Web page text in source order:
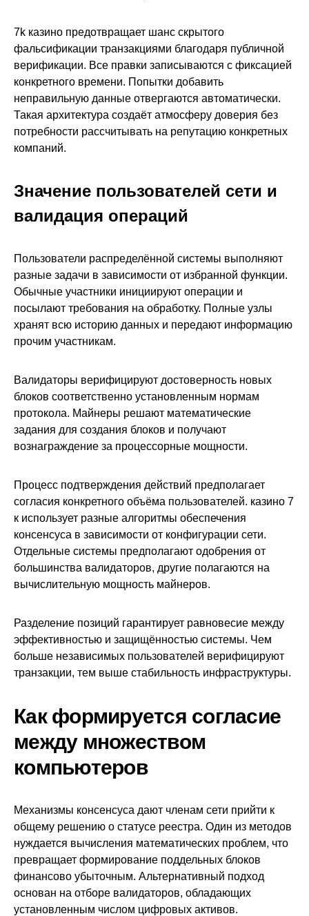
7k казино предотвращает шанс скрытого
фальсификации транзакциями благодаря публичной
верификации. Все правки записываются с фиксацией
конкретного времени. Попытки добавить
неправильную данные отвергаются автоматически.
Такая архитектура создаёт атмосферу доверия без
потребности рассчитывать на репутацию конкретных
компаний.
Значение пользователей сети и
валидация операций
Пользователи распределённой системы выполняют
разные задачи в зависимости от избранной функции.
Обычные участники инициируют операции и
посылают требования на обработку. Полные узлы
хранят всю историю данных и передают информацию
прочим участникам.
Валидаторы верифицируют достоверность новых
блоков соответственно установленным нормам
протокола. Майнеры решают математические
задания для создания блоков и получают
вознаграждение за процессорные мощности.
Процесс подтверждения действий предполагает
согласия конкретного объёма пользователей. казино 7
к использует разные алгоритмы обеспечения
консенсуса в зависимости от конфигурации сети.
Отдельные системы предполагают одобрения от
большинства валидаторов, другие полагаются на
вычислительную мощность майнеров.
Разделение позиций гарантирует равновесие между
эффективностью и защищённостью системы. Чем
больше независимых пользователей верифицируют
транзакции, тем выше стабильность инфраструктуры.
Как формируется согласие
между множеством
компьютеров
Механизмы консенсуса дают членам сети прийти к
общему решению о статусе реестра. Один из методов
нуждается вычисления математических проблем, что
превращает формирование поддельных блоков
финансово убыточным. Альтернативный подход
основан на отборе валидаторов, обладающих
установленным числом цифровых активов.